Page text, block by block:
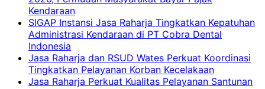
Kendaraan
SIGAP Instansi Jasa Raharja Tingkatkan Kepatuhan
Administrasi Kendaraan di PT Cobra Dental
Indonesia
Jasa Raharja dan RSUD Wates Perkuat Koordinasi
Tingkatkan Pelayanan Korban Kecelakaan
Jasa Raharja Perkuat Kualitas Pelayanan Santunan